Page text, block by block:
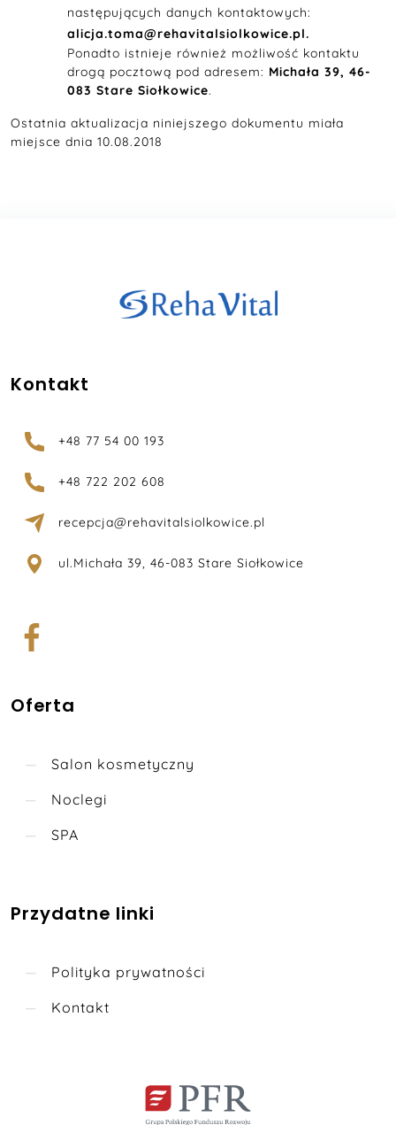
następujących danych kontaktowych:
alicja.toma@rehavitalsiolkowice.pl.
Ponadto istnieje również możliwość kontaktu
drogą pocztową pod adresem: Michała 39, 46-
083 Stare Siołkowice.
Ostatnia aktualizacja niniejszego dokumentu miała
miejsce dnia 10.08.2018
Kontakt
+48 77 54 00 193
+48 722 202 608
recepcja@rehavitalsiolkowice.pl
ul.Michała 39, 46-083 Stare Siołkowice
Oferta
Salon kosmetyczny
Noclegi
SPA
Przydatne linki
Polityka prywatności
Kontakt